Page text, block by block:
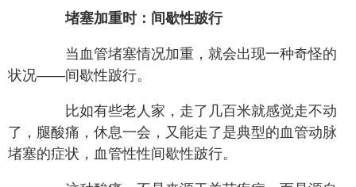
堵塞加重时：间歇性跛行
当血管堵塞情况加重，就会出现一种奇怪的
状况——间歇性跛行。
比如有些老人家，走了几百米就感觉走不动
了，腿酸痛，休息一会，又能走了是典型的血管动脉
堵塞的症状，血管性性间歇性跛行。